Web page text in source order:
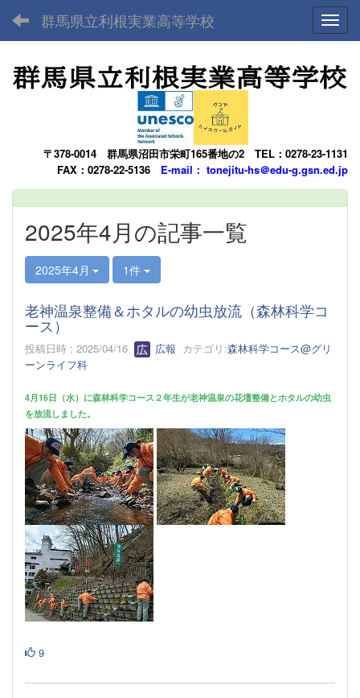
群馬県立利根実業高等学校
〒378-0014 群馬県沼田市栄町165番地の2 TEL：0278-23-1131
FAX：0278-22-5136 E-mail： tonejitu-hs＠edu-g.gsn.ed.jp
2025年4月の記事一覧
2025年4月 1件
老神温泉整備＆ホタルの幼虫放流（森林科学コ
ース）
投稿日時 : 2025/04/16 広報 カテゴリ:森林科学コース@グリ
ーンライフ科
4月16日（水）に森林科学コース２年生が老神温泉の花壇整備とホタルの幼虫
を放流しました。
9